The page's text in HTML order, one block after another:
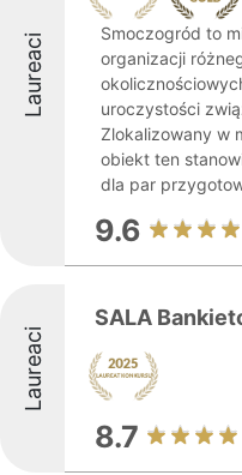
Laureaci
Smoczogród to
organizacji
uroczystości
Zlokalizowany w
obiekt ten
dla par
9.6
Laureaci
SALA
8.7